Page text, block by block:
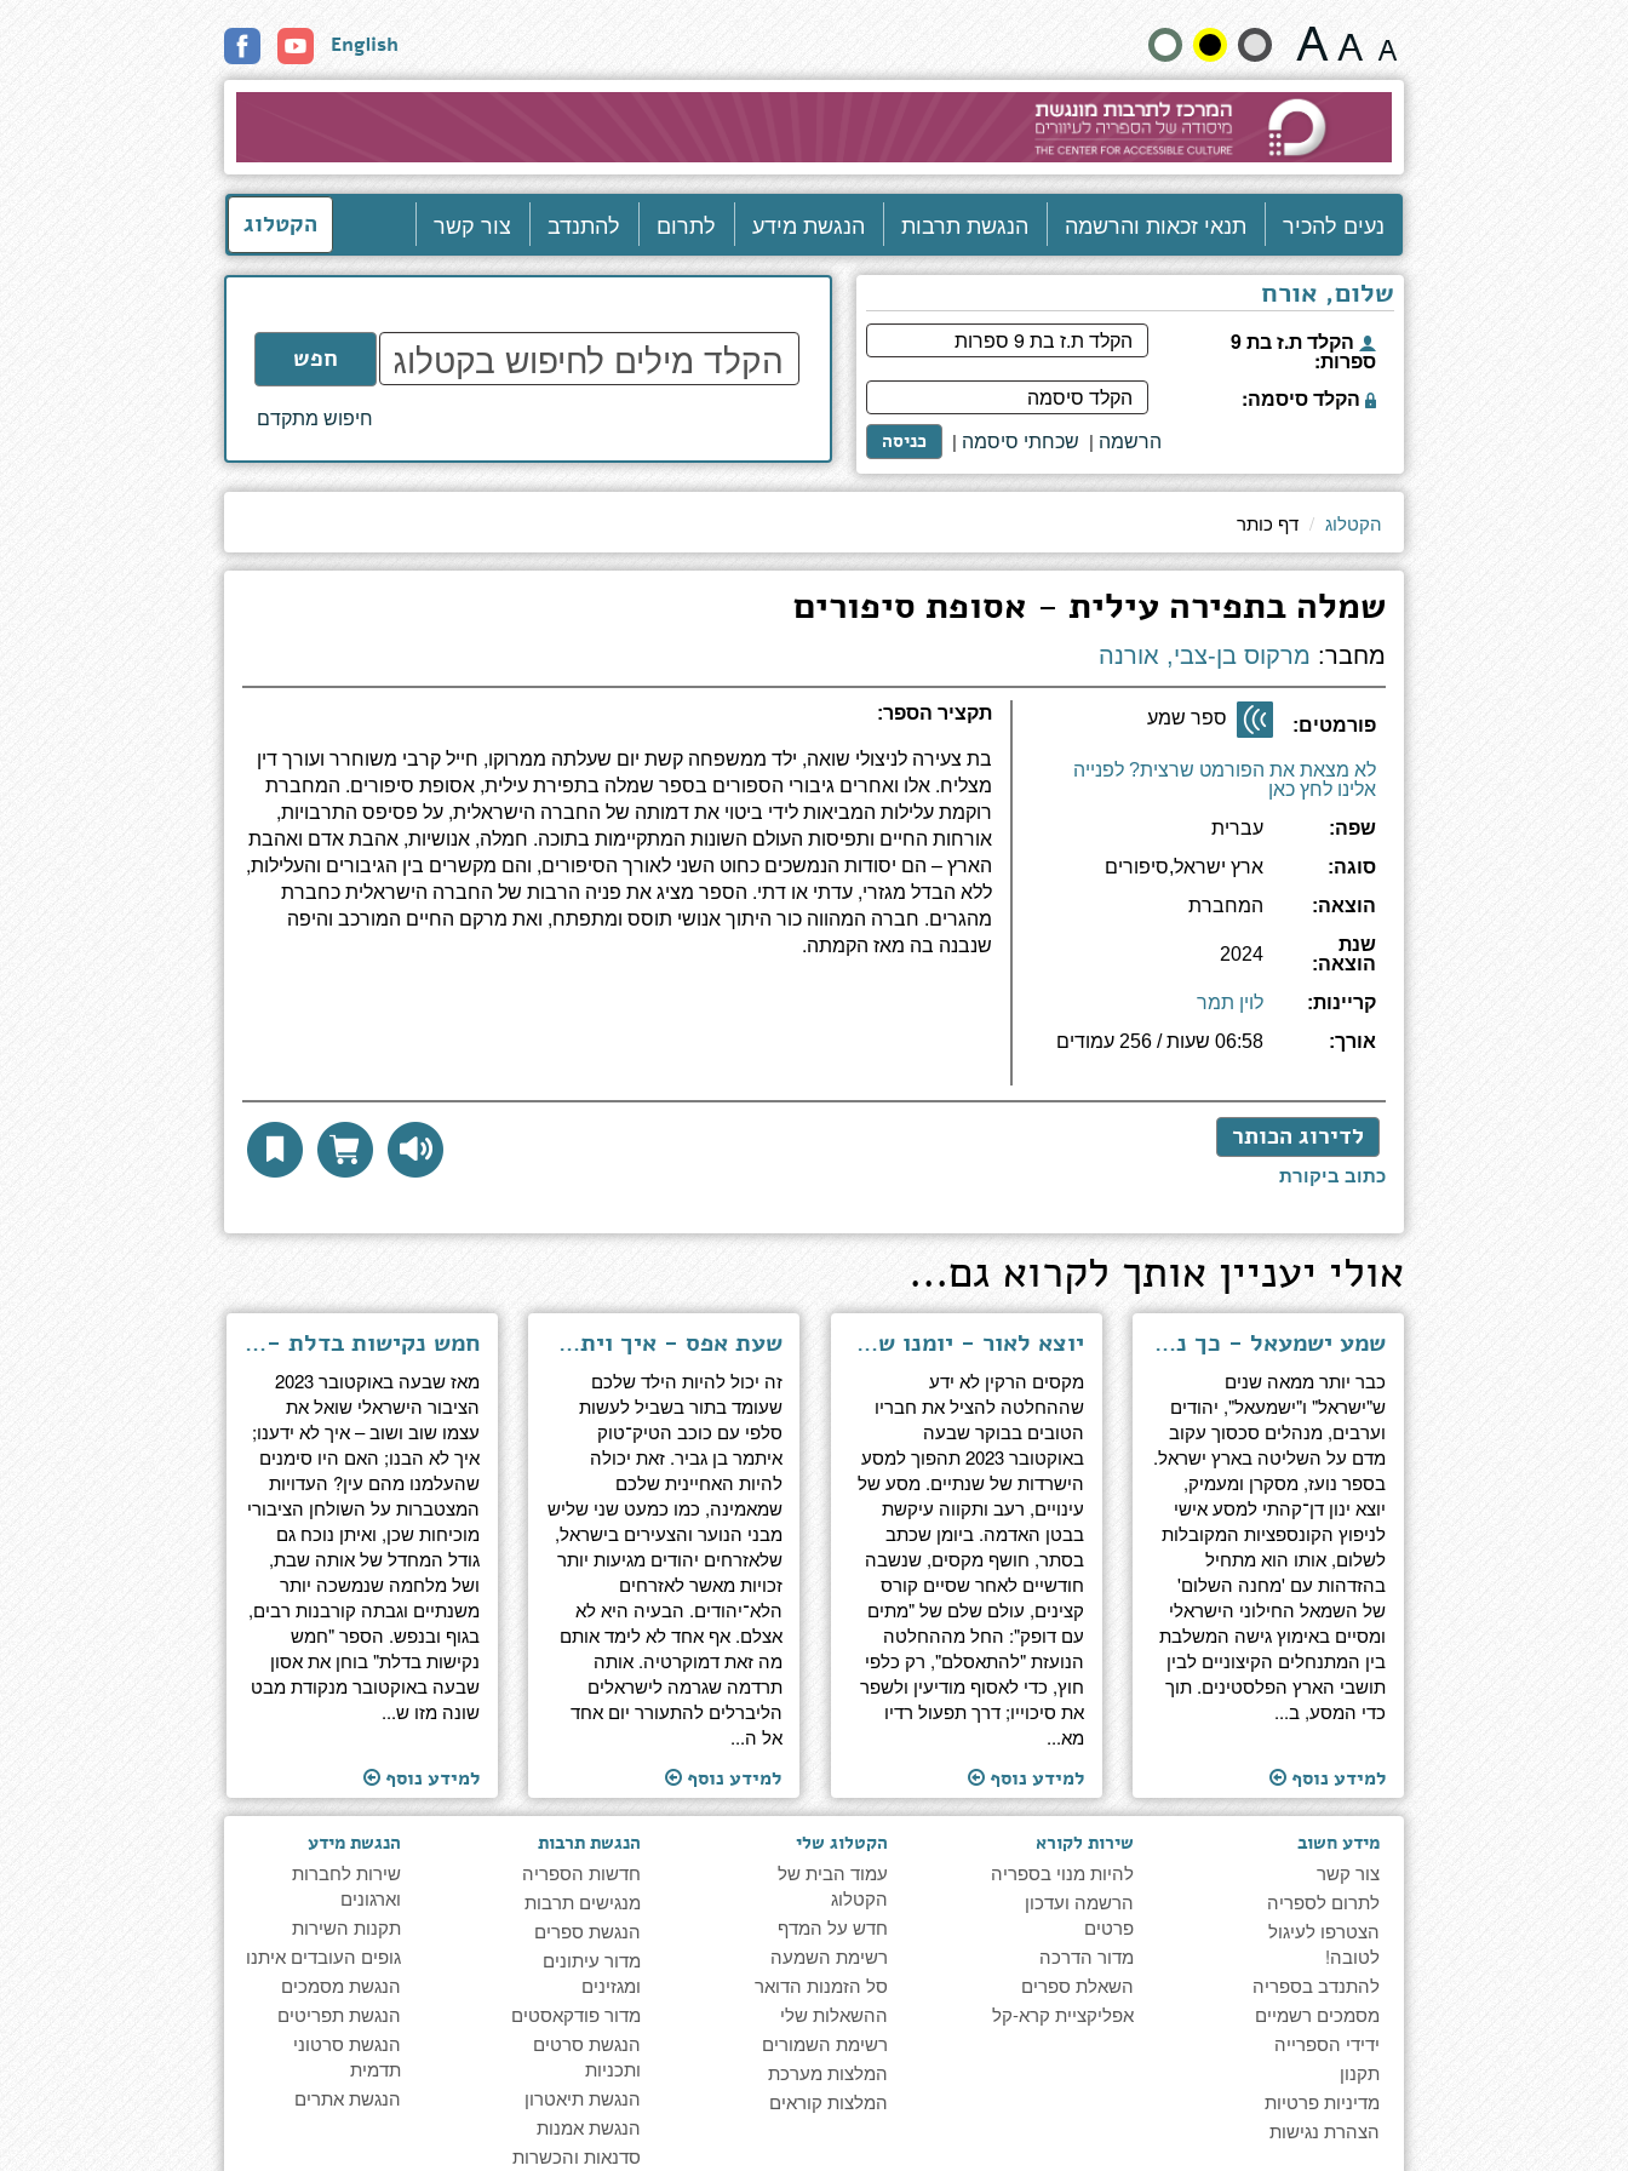
בתפירה
עילית
שנה
גודל
וצבעים:
English
נעים להכיר תנאי זכאות והרשמה הנגשת תרבות הנגשת מידע לתרום להתנדב צור קשר הקטלוג
שלום, אורח
הקלד ת.ז בת 9
ספרות:
הקלד סיסמה:
כניסה | שכחתי סיסמה | הרשמה
הקלד
מילים
לחיפוש
חפש
חיפוש מתקדם
הקטלוג דף כותר
שמלה בתפירה עילית - אסופת סיפורים
מחבר: מרקוס בן-צבי, אורנה
פורמטים: ספר שמע
לא מצאת את הפורמט שרצית? לפנייה
אלינו לחץ כאן
שפה:
עברית
סוגה:
ארץ ישראל,סיפורים
הוצאה:
המחברת
שנת
הוצאה:
2024
קריינות:
לוין תמר
אורך:
06:58 שעות / 256 עמודים
תקציר הספר:
בת צעירה לניצולי שואה, ילד ממשפחה קשת יום שעלתה ממרוקו, חייל קרבי משוחרר ועורך דין
מצליח. אלו ואחרים גיבורי הספורים בספר שמלה בתפירת עילית, אסופת סיפורים. המחברת
רוקמת עלילות המביאות לידי ביטוי את דמותה של החברה הישראלית, על פסיפס התרבויות,
אורחות החיים ותפיסות העולם השונות המתקיימות בתוכה. חמלה, אנושיות, אהבת אדם ואהבת
הארץ – הם יסודות הנמשכים כחוט השני לאורך הסיפורים, והם מקשרים בין הגיבורים והעלילות,
ללא הבדל מגזרי, עדתי או דתי. הספר מציג את פניה הרבות של החברה הישראלית כחברת
מהגרים. חברה המהווה כור היתוך אנושי תוסס ומתפתח, ואת מרקם החיים המורכב והיפה
שנבנה בה מאז הקמתה.
לדירוג הכותר
כתוב ביקורת
אולי יעניין אותך לקרוא גם...
שמע ישמעאל - כך נלמד מאויבנו מי אנו באמת
כבר יותר ממאה שנים
ש"ישראל" ו"ישמעאל", יהודים
וערבים, מנהלים סכסוך עקוב
מדם על השליטה בארץ ישראל.
בספר נועז, מסקרן ומעמיק,
יוצא ינון דן־קהתי למסע אישי
לניפוץ הקונספציות המקובלות
לשלום, אותו הוא מתחיל
בהזדהות עם 'מחנה השלום'
של השמאל החילוני הישראלי
ומסיים באימוץ גישה המשלבת
בין המתנחלים הקיצוניים לבין
תושבי הארץ הפלסטינים. תוך
כדי המסע, ב...
למידע נוסף
יוצא לאור - יומנו של הקצין ששמר סוד
מקסים הרקין לא ידע
שההחלטה להציל את חבריו
הטובים בבוקר שבעה
באוקטובר 2023 תהפוך למסע
הישרדות של שנתיים. מסע של
עינויים, רעב ותקווה עיקשת
בבטן האדמה. ביומן שכתב
בסתר, חושף מקסים, שנשבה
חודשיים לאחר שסיים קורס
קצינים, עולם שלם של "מתים
עם דופק": החל מההחלטה
הנועזת "להתאסלם", רק כלפי
חוץ, כדי לאסוף מודיעין ולשפר
את סיכוייו; דרך תפעול רדיו
מא...
למידע נוסף
שעת אפס - איך ויתרנו על החינוך וקיבלנו הפיכה משטרית, ואיך לתקן
זה יכול להיות הילד שלכם
שעומד בתור בשביל לעשות
סלפי עם כוכב הטיק־טוק
איתמר בן גביר. זאת יכולה
להיות האחיינית שלכם
שמאמינה, כמו כמעט שני שליש
מבני הנוער והצעירים בישראל,
שלאזרחים יהודים מגיעות יותר
זכויות מאשר לאזרחים
הלא־יהודים. הבעיה היא לא
אצלם. אף אחד לא לימד אותם
מה זאת דמוקרטיה. אותה
תרדמה שגרמה לישראלים
הליברלים להתעורר יום אחד
אל ה...
למידע נוסף
חמש נקישות בדלת - כך הגענו לשבעה באוקטובר
מאז שבעה באוקטובר 2023
הציבור הישראלי שואל את
עצמו שוב ושוב – איך לא ידענו;
איך לא הבנו; האם היו סימנים
שהעלמנו מהם עין? העדויות
המצטברות על השולחן הציבורי
מוכיחות שכן, ואיתן נוכח גם
גודל המחדל של אותה שבת,
ושל מלחמה שנמשכה יותר
משנתיים וגבתה קורבנות רבים,
בגוף ובנפש. הספר "חמש
נקישות בדלת" בוחן את אסון
שבעה באוקטובר מנקודת מבט
שונה מזו ש...
למידע נוסף
מידע חשוב
צור קשר
לתרום לספריה
הצטרפו לעיגול
לטובה!
להתנדב בספריה
מסמכים רשמיים
ידידי הספרייה
תקנון
מדיניות פרטיות
הצהרת נגישות
שירות לקורא
להיות מנוי בספריה
הרשמה ועדכון
פרטים
מדור הדרכה
השאלת ספרים
אפליקציית קרא-קל
הקטלוג שלי
עמוד הבית של
הקטלוג
חדש על המדף
רשימת השמעה
סל הזמנות הדואר
ההשאלות שלי
רשימת השמורים
המלצות מערכת
המלצות קוראים
הנגשת תרבות
חדשות הספריה
מנגישים תרבות
הנגשת ספרים
מדור עיתונים
ומגזינים
מדור פודקאסטים
הנגשת סרטים
ותכניות
הנגשת תיאטרון
הנגשת אמנות
סדנאות והכשרות
הנגשת מידע
שירות לחברות
וארגונים
תקנות השירות
גופים העובדים איתנו
הנגשת מסמכים
הנגשת תפריטים
הנגשת סרטוני
תדמית
הנגשת אתרים